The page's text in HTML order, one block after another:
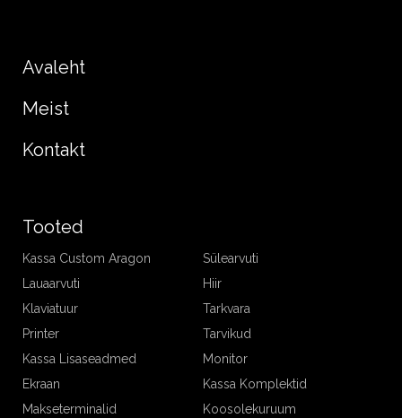
Avaleht
Meist
Kontakt
Tooted
Kassa Custom Aragon
Sülearvuti
Lauaarvuti
Hiir
Klaviatuur
Tarkvara
Printer
Tarvikud
Kassa Lisaseadmed
Monitor
Ekraan
Kassa Komplektid
Makseterminalid
Koosolekuruum